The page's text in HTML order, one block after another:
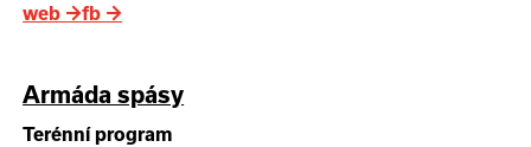
web →fb →
Armáda spásy
Terénní program